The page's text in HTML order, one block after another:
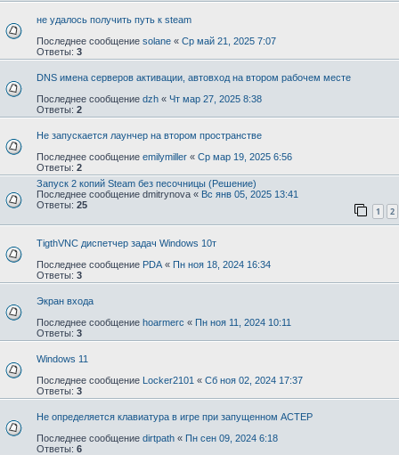
не удалось получить путь к steam
Последнее сообщение solane « Ср май 21, 2025 7:07
Ответы: 3
DNS имена серверов активации, автовход на втором рабочем месте
Последнее сообщение dzh « Чт мар 27, 2025 8:38
Ответы: 2
Не запускается лаунчер на втором пространстве
Последнее сообщение emilymiller « Ср мар 19, 2025 6:56
Ответы: 2
Запуск 2 копий Steam без песочницы (Решение)
Последнее сообщение dmitrynova « Вс янв 05, 2025 13:41
Ответы: 25
1 2
TigthVNC диспетчер задач Windows 10т
Последнее сообщение PDA « Пн ноя 18, 2024 16:34
Ответы: 3
Экран входа
Последнее сообщение hoarmerc « Пн ноя 11, 2024 10:11
Ответы: 3
Windows 11
Последнее сообщение Locker2101 « Сб ноя 02, 2024 17:37
Ответы: 3
Не определяется клавиатура в игре при запущенном АСТЕР
Последнее сообщение dirtpath « Пн сен 09, 2024 6:18
Ответы: 6